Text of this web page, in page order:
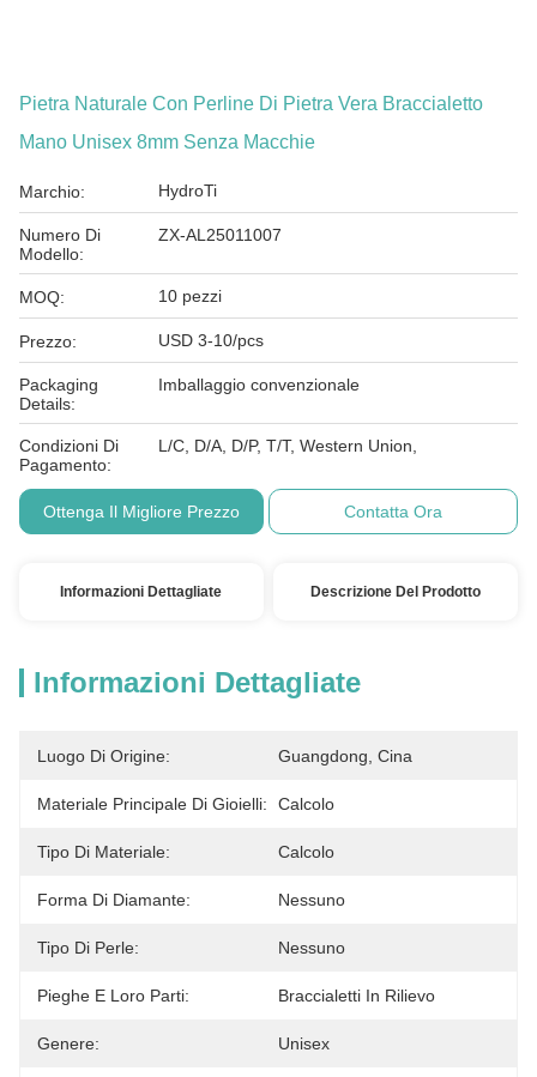
Pietra Naturale Con Perline Di Pietra Vera Braccialetto
Mano Unisex 8mm Senza Macchie
Marchio: HydroTi
Numero Di
Modello:
ZX-AL25011007
MOQ: 10 pezzi
Prezzo: USD 3-10/pcs
Packaging
Details:
Imballaggio convenzionale
Condizioni Di
Pagamento:
L/C, D/A, D/P, T/T, Western Union,
Ottenga Il Migliore Prezzo Contatta Ora
Informazioni Dettagliate Descrizione Del Prodotto
Informazioni Dettagliate
Luogo Di Origine: Guangdong, Cina
Materiale Principale Di Gioielli: Calcolo
Tipo Di Materiale: Calcolo
Forma Di Diamante: Nessuno
Tipo Di Perle: Nessuno
Pieghe E Loro Parti: Braccialetti In Rilievo
Genere: Unisex